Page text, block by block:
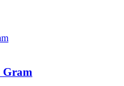
Gram